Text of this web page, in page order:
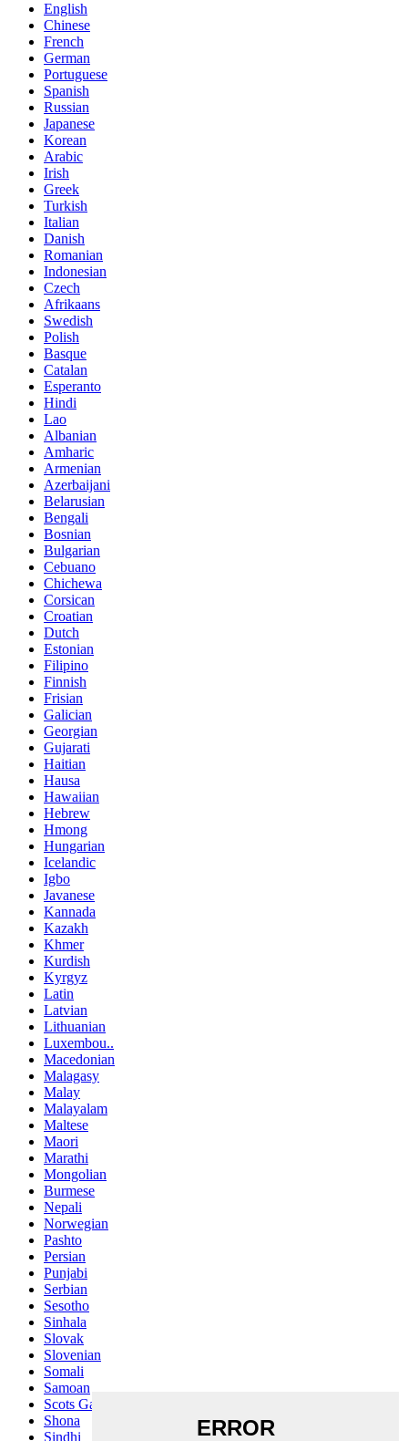
English
Chinese
French
German
Portuguese
Spanish
Russian
Japanese
Korean
Arabic
Irish
Greek
Turkish
Italian
Danish
Romanian
Indonesian
Czech
Afrikaans
Swedish
Polish
Basque
Catalan
Esperanto
Hindi
Lao
Albanian
Amharic
Armenian
Azerbaijani
Belarusian
Bengali
Bosnian
Bulgarian
Cebuano
Chichewa
Corsican
Croatian
Dutch
Estonian
Filipino
Finnish
Frisian
Galician
Georgian
Gujarati
Haitian
Hausa
Hawaiian
Hebrew
Hmong
Hungarian
Icelandic
Igbo
Javanese
Kannada
Kazakh
Khmer
Kurdish
Kyrgyz
Latin
Latvian
Lithuanian
Luxembou..
Macedonian
Malagasy
Malay
Malayalam
Maltese
Maori
Marathi
Mongolian
Burmese
Nepali
Norwegian
Pashto
Persian
Punjabi
Serbian
Sesotho
Sinhala
Slovak
Slovenian
Somali
Samoan
Scots Gaelic
Shona
Sindhi